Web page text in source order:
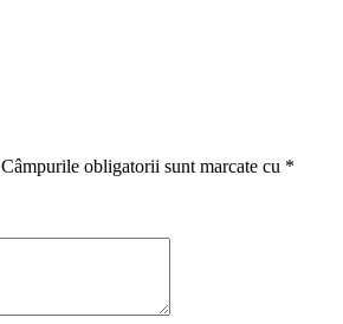
Câmpurile obligatorii sunt marcate cu *